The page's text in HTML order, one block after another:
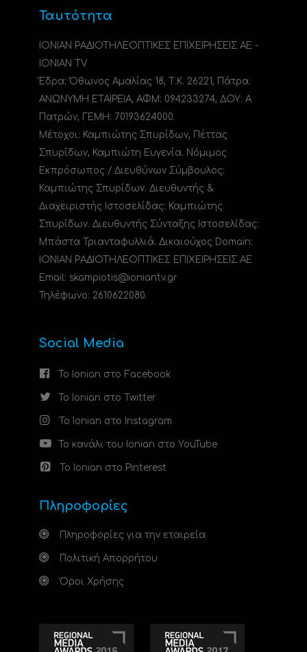
Ταυτότητα
ΙΟΝΙΑΝ ΡΑΔΙΟΤΗΛΕΟΠΤΙΚΕΣ ΕΠΙΧΕΙΡΗΣΕΙΣ ΑΕ -
IONIAN TV
Έδρα: Όθωνος Αμαλίας 18, Τ.Κ. 26221, Πάτρα.
ΑΝΩΝΥΜΗ ΕΤΑΙΡΕΙΑ, ΑΦΜ: 094233274, ΔΟΥ: A
Πατρών, ΓΕΜΗ: 70193624000.
Μέτοχοι: Καμπιώτης Σπυρίδων, Πέττας
Σπυρίδων, Καμπιώτη Ευγενία. Νόμιμος
Εκπρόσωπος / Διευθύνων Σύμβουλος:
Καμπιώτης Σπυρίδων. Διευθυντής &
Διαχειριστής Ιστοσελίδας: Καμπιώτης
Σπυρίδων. Διευθυντής Σύνταξης Ιστοσελίδας:
Μπάστα Τριανταφυλλιά. Δικαιούχος Domain:
ΙΟΝΙΑΝ ΡΑΔΙΟΤΗΛΕΟΠΤΙΚΕΣ ΕΠΙΧΕΙΡΗΣΕΙΣ ΑΕ
Email: skampiotis@ioniantv.gr
Τηλέφωνο: 2610622080.
Social Media
Το Ionian στο Facebook
Το Ionian στο Twitter
Το Ionian στο Instagram
Το κανάλι του Ionian στο YouTube
Το Ionian στο Pinterest
Πληροφορίες
Πληροφορίες για την εταιρεία
Πολιτική Απορρήτου
Όροι Χρήσης